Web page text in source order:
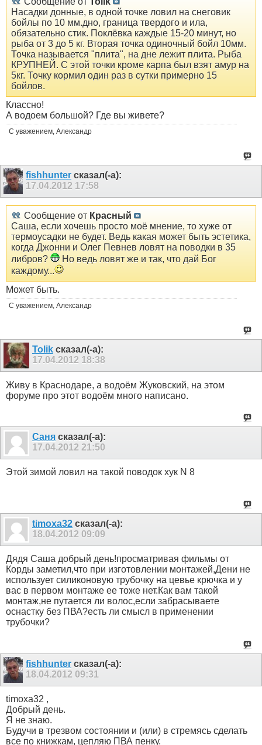
Насадки донные, в одной точке ловил на снеговик
бойлы по 10 мм.дно, граница твердого и ила,
обязательно стик. Поклёвка каждые 15-20 минут, но
рыба от 3 до 5 кг. Вторая точка одиночный бойл 10мм.
Точка называется "плита", на дне лежит плита. Рыба
КРУПНЕЙ. С этой точки кроме карпа был взят амур на
5кг. Точку кормил один раз в сутки примерно 15
бойлов.
Классно!
А водоем большой? Где вы живете?
С уважением, Александр
fishhunter сказал(-а):
17.04.2012 17:58
Сообщение от Красный
Саша, если хочешь просто моё мнение, то хуже от
термоусадки не будет. Ведь какая может быть эстетика,
когда Джонни и Олег Певнев ловят на поводки в 35
либров?
Но ведь ловят же и так, что дай Бог
каждому...
Может быть.
С уважением, Александр
Tolik сказал(-а):
17.04.2012 18:38
Живу в Краснодаре, а водоём Жуковский, на этом
форуме про этот водоём много написано.
Саня сказал(-а):
17.04.2012 21:50
Этой зимой ловил на такой поводок хук N 8
timoxa32 сказал(-а):
18.04.2012 09:09
Дядя Саша добрый день!просматривая фильмы от
Корды заметил,что при изготовлении монтажей,Дени не
использует силиконовую трубочку на цевье крючка и у
вас в первом монтаже ее тоже нет.Как вам такой
монтаж,не путается ли волос,если забрасываете
оснастку без ПВА?есть ли смысл в применении
трубочки?
fishhunter сказал(-а):
18.04.2012 09:31
timoxa32 ,
Добрый день.
Я не знаю.
Будучи в трезвом состоянии и (или) в стремясь сделать
все по книжкам, цепляю ПВА пенку.